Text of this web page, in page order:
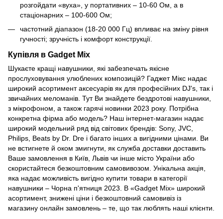
розгойдати «вуха», у портативних – 10-60 Ом, а в
стаціонарних – 100-600 Ом;
частотний діапазон (18-20 000 Гц) впливає на зміну рівня
гучності; зручність і комфорт конструкції.
Купівля в Gadget Mix
Шукаєте кращі навушники, які забезпечать якісне
прослуховування улюблених композицій? Гаджет Мікс надає
широкий асортимент аксесуарів як для професійних DJ's, так і
звичайних меломанів. Тут Ви знайдете бездротові навушники,
з мікрофоном, а також гарячі новинки 2023 року. Потрібна
конкретна фірма або модель? Наш інтернет-магазин надає
широкий модельний ряд від світових брендів: Sony, JVC,
Philips, Beats by Dr. Dre і багато інших а вигідними цінами. Ви
не встигнете й оком змигнути, як служба доставки доставить
Ваше замовлення в Київ, Львів чи інше місто України або
скористайтеся безкоштовним самовивозом. Унікальна акція,
яка надає можливість вигідно купити товари в категорії
навушники – Чорна п'ятниця 2023. В «Gadget Mix» широкий
асортимент, знижені ціни і безкоштовний самовивіз із
магазину онлайн замовлень – те, що так люблять наші клієнти.